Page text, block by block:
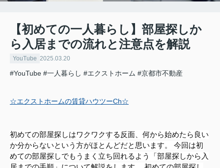
【初めての一人暮らし】部屋探しか
ら入居までの流れと注意点を解説
YouTube 2025.03.20
#YouTube #一人暮らし #エクストホーム #京都市不動産
☆エクストホームの賃貸ハウツーCh☆
初めての部屋探しはワクワクする反面、何から始めたら良い
か分からないという方がほとんどだと思います。 今回は初
めての部屋探しでもうまく立ち回れるよう「部屋探しから入